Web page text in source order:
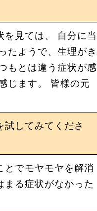
見ては、 自分に当
たようで、生理がき
もとは違う症状が感
じます。 皆様の元
してみてくださ
でモヤモヤを解消
まる症状がなかった